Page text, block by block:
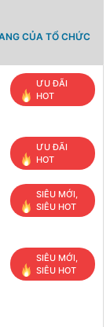
CỦA TỔ CHỨC
ƯU ĐÃI
HOT
ƯU ĐÃI
HOT
SIÊU MỚI,
SIÊU HOT
SIÊU MỚI,
SIÊU HOT